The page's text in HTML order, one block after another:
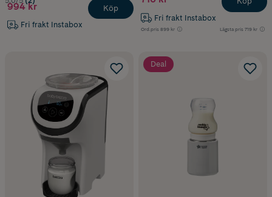
994 kr
Fri frakt Instabox
Köp
Fri frakt Instabox
Ord.pris 899 kr Lägsta pris 719 kr
Deal